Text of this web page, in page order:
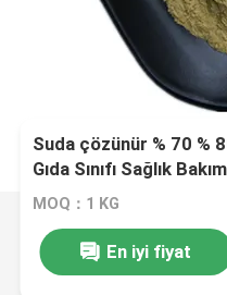
Suda çözünür % 70 %
Gıda Sınıfı Sağlık
MOQ：1 KG
En iyi fiyat